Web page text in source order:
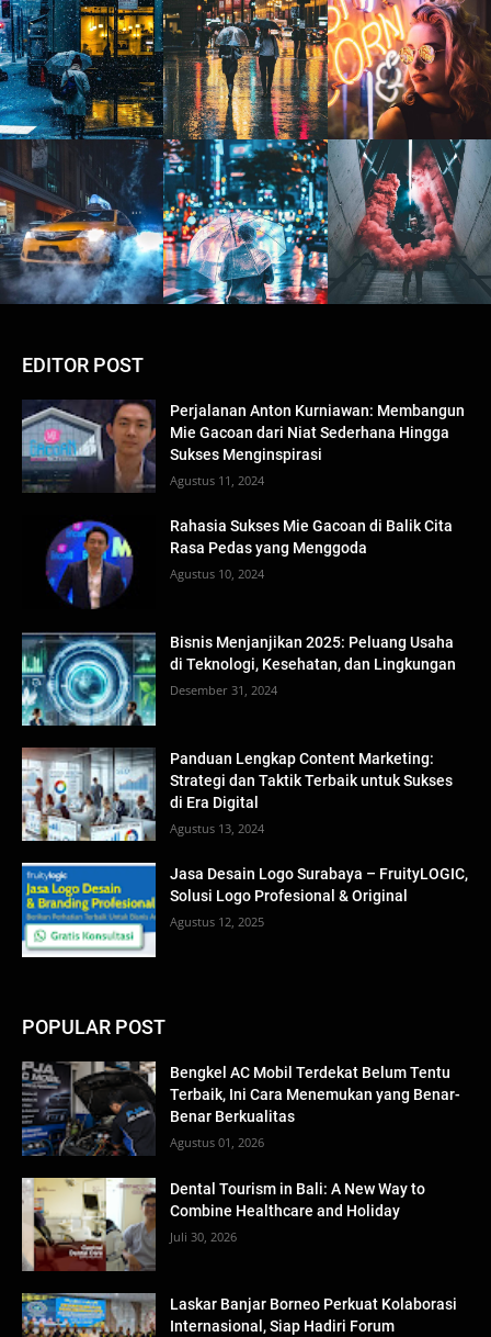
EDITOR POST
Perjalanan Anton Kurniawan: Membangun
Mie Gacoan dari Niat Sederhana Hingga
Sukses Menginspirasi
Agustus 11, 2024
Rahasia Sukses Mie Gacoan di Balik Cita
Rasa Pedas yang Menggoda
Agustus 10, 2024
Bisnis Menjanjikan 2025: Peluang Usaha
di Teknologi, Kesehatan, dan Lingkungan
Desember 31, 2024
Panduan Lengkap Content Marketing:
Strategi dan Taktik Terbaik untuk Sukses
di Era Digital
Agustus 13, 2024
Jasa Desain Logo Surabaya – FruityLOGIC,
Solusi Logo Profesional & Original
Agustus 12, 2025
POPULAR POST
Bengkel AC Mobil Terdekat Belum Tentu
Terbaik, Ini Cara Menemukan yang Benar-
Benar Berkualitas
Agustus 01, 2026
Dental Tourism in Bali: A New Way to
Combine Healthcare and Holiday
Juli 30, 2026
Laskar Banjar Borneo Perkuat Kolaborasi
Internasional, Siap Hadiri Forum